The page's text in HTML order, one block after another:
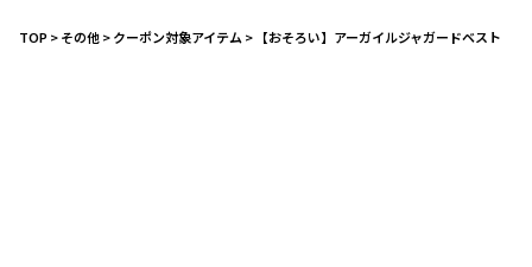
TOP>その他>クーポン対象アイテム > 【おそろい】アーガイルジャガードベスト